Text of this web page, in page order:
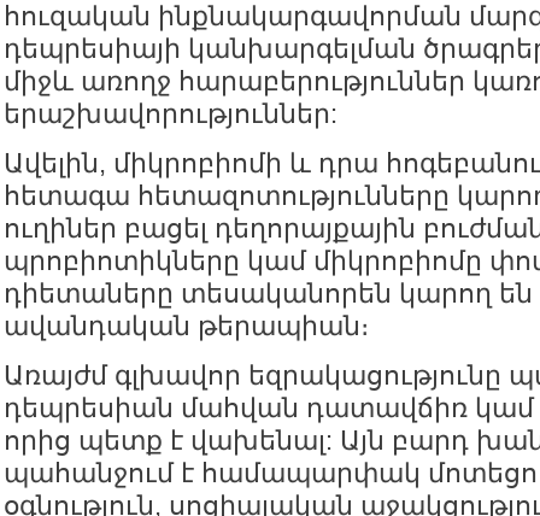
հուզական ինքնակարգավորման
դեպրեսիայի կանխարգելման
միջև առողջ հարաբերություններ
երաշխավորություններ:
Ավելին, միկրոբիոմի և դրա
հետագա հետազոտությունները
ուղիներ բացել դեղորայքային
պրոբիոտիկները կամ միկրոբիոմը
դիետաները տեսականորեն կարող են
ավանդական թերապիան։
Առայժմ գլխավոր եզրակացությունը
դեպրեսիան մահվան դատավճիռ կամ
որից պետք է վախենալ: Այն բարդ
պահանջում է համապարփակ
օգնություն, սոցիալական